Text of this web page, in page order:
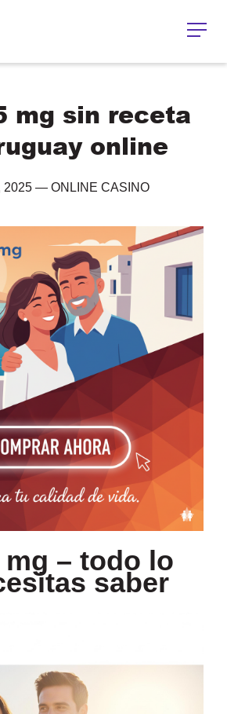
mg sin receta
online
2025— ONLINE CASINO
– todo lo
saber